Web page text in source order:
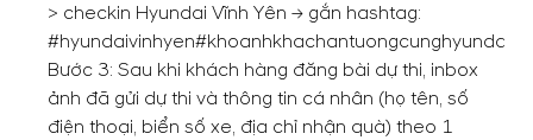
> checkin Hyundai Vĩnh Yên -> gắn hashtag:
#hyundaivinhyen#khoanhkhachantuongcunghyundai
Bước 3: Sau khi khách hàng đăng bài dự thi, inbox
ảnh đã gửi dự thi và thông tin cá nhân (họ tên, số
điện thoại, biển số xe, địa chỉ nhận quà) theo 1